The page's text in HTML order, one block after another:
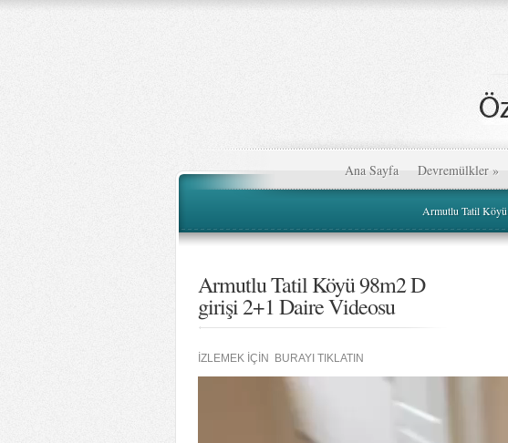
Ana Sayfa Devremülkler »
Armutlu Tatil Köyü
Armutlu Tatil Köyü 98m2 D
girişi 2+1 Daire Videosu
İZLEMEK İÇİN BURAYI TIKLATIN